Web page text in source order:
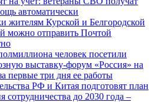
автоматически
жителям Курской и Белгородской
можно отправить Почтой
человек посетили
выставку-форум «Россия» на
первые три дня ее работы
РФ и Китая подготовят план
сотрудничества до 2030 года –